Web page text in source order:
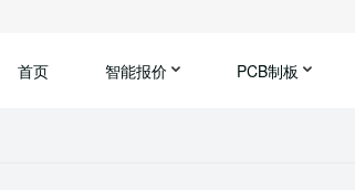
首页 智能报价 PCB制板